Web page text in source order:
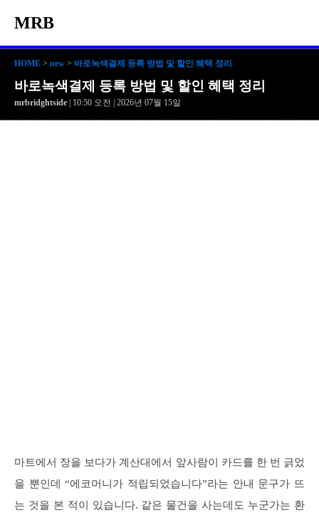
MRB
HOME > new > 바로녹색결제 등록 방법 및 할인 혜택 정리
바로녹색결제 등록 방법 및 할인 혜택 정리
mrbridghtside | 10:50 오전 | 2026년 07월 15일
마트에서 장을 보다가 계산대에서 앞사람이 카드를 한 번 긁었
을 뿐인데 “에코머니가 적립되었습니다”라는 안내 문구가 뜨
는 것을 본 적이 있습니다. 같은 물건을 사는데도 누군가는 환